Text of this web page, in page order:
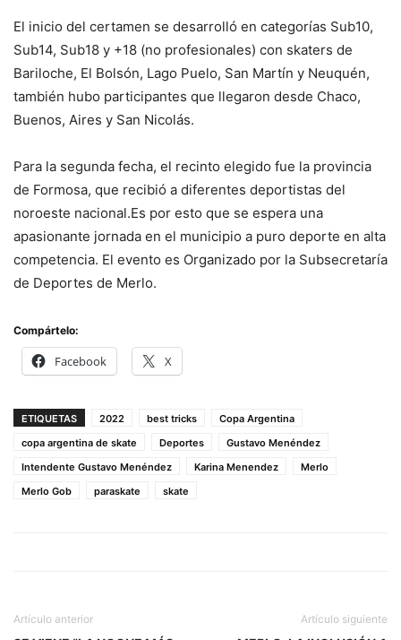
El inicio del certamen se desarrolló en categorías Sub10,
Sub14, Sub18 y +18 (no profesionales) con skaters de
Bariloche, El Bolsón, Lago Puelo, San Martín y Neuquén,
también hubo participantes que llegaron desde Chaco,
Buenos, Aires y San Nicolás.
Para la segunda fecha, el recinto elegido fue la provincia
de Formosa, que recibió a diferentes deportistas del
noroeste nacional.Es por esto que se espera una
apasionante jornada en el municipio a puro deporte en alta
competencia. El evento es Organizado por la Subsecretaría
de Deportes de Merlo.
Compártelo:
Facebook X
ETIQUETAS 2022 best tricks
Copa Argentina
copa argentina de skate
Deportes
Gustavo Menéndez
Intendente Gustavo Menéndez
Karina Menendez
Merlo
Merlo Gob
paraskate skate
Artículo anterior Artículo siguiente